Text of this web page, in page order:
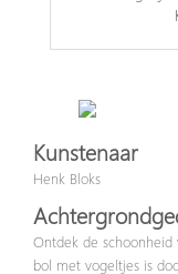
Kunstenaar
Henk Bloks
Ontdek de schoonheid
bol met vogeltjes is